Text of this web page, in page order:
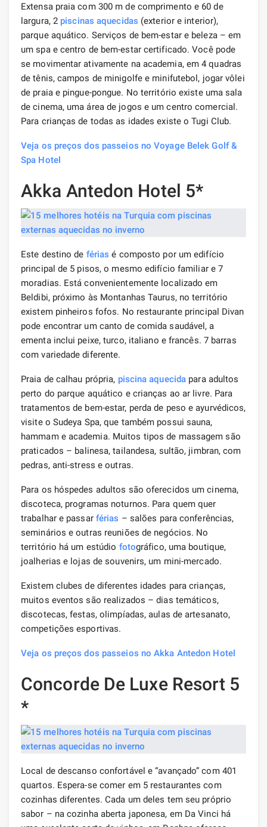
Extensa praia com 300 m de comprimento e 60 de
largura, 2 piscinas aquecidas (exterior e interior),
parque aquático. Serviços de bem-estar e beleza – em
um spa e centro de bem-estar certificado. Você pode
se movimentar ativamente na academia, em 4 quadras
de tênis, campos de minigolfe e minifutebol, jogar vôlei
de praia e pingue-pongue. No território existe uma sala
de cinema, uma área de jogos e um centro comercial.
Para crianças de todas as idades existe o Tugi Club.
Veja os preços dos passeios no Voyage Belek Golf &
Spa Hotel
Akka Antedon Hotel 5*
Este destino de férias é composto por um edifício
principal de 5 pisos, o mesmo edifício familiar e 7
moradias. Está convenientemente localizado em
Beldibi, próximo às Montanhas Taurus, no território
existem pinheiros fofos. No restaurante principal Divan
pode encontrar um canto de comida saudável, a
ementa inclui peixe, turco, italiano e francês. 7 barras
com variedade diferente.
Praia de calhau própria, piscina aquecida para adultos
perto do parque aquático e crianças ao ar livre. Para
tratamentos de bem-estar, perda de peso e ayurvédicos,
visite o Sudeya Spa, que também possui sauna,
hammam e academia. Muitos tipos de massagem são
praticados – balinesa, tailandesa, sultão, jimbran, com
pedras, anti-stress e outras.
Para os hóspedes adultos são oferecidos um cinema,
discoteca, programas noturnos. Para quem quer
trabalhar e passar férias – salões para conferências,
seminários e outras reuniões de negócios. No
território há um estúdio fotográfico, uma boutique,
joalherias e lojas de souvenirs, um mini-mercado.
Existem clubes de diferentes idades para crianças,
muitos eventos são realizados – dias temáticos,
discotecas, festas, olimpíadas, aulas de artesanato,
competições esportivas.
Veja os preços dos passeios no Akka Antedon Hotel
Concorde De Luxe Resort 5
*
Local de descanso confortável e “avançado” com 401
quartos. Espera-se comer em 5 restaurantes com
cozinhas diferentes. Cada um deles tem seu próprio
sabor – na cozinha aberta japonesa, em Da Vinci há